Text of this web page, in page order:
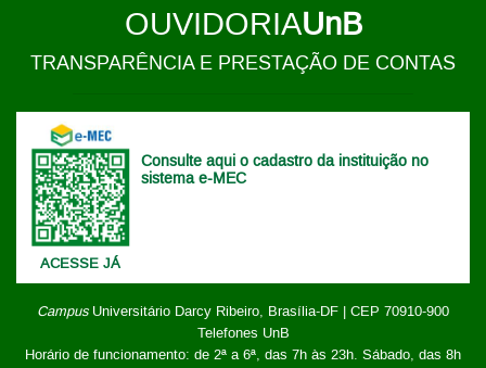
ACESSE JÁ
Consulte aqui o cadastro da instituição no
sistema e-MEC
CampusUniversitário Darcy Ribeiro, Brasília-DF | CEP 70910-900
Telefones UnB
Horário de funcionamento: de 2ª a 6ª, das 7h às 23h. Sábado, das 8h
OUVIDORIAUnB
TRANSPARÊNCIA E PRESTAÇÃO DE CONTAS